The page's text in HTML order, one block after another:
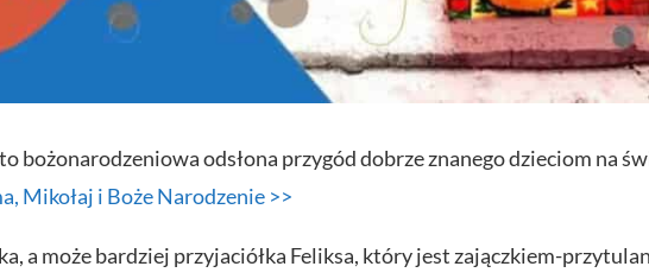
to bożonarodzeniowa odsłona przygód dobrze znanego dzieciom na
Mikołaj i Boże Narodzenie >>
a może bardziej przyjaciółka Feliksa, który jest zajączkiem-